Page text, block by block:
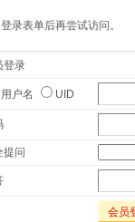
录表单后再尝试访问。
登录
用户名 UID
提问
会员